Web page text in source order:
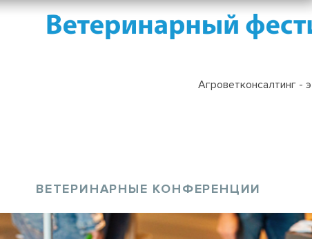
Агроветконсалтинг -
ВЕТЕРИНАРНЫЕ КОНФЕРЕНЦИИ